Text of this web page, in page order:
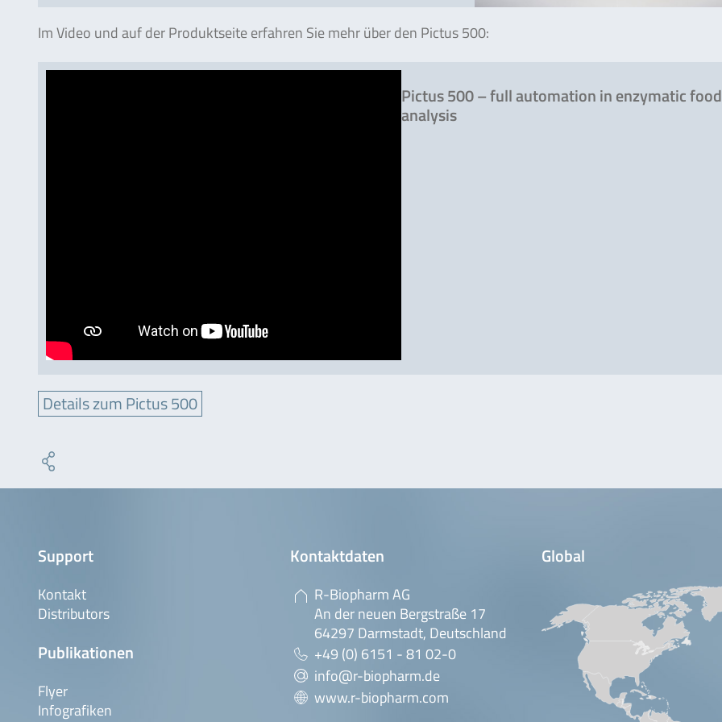
Im Video und auf der Produktseite erfahren Sie mehr über den Pictus 500:
Pictus 500 – full automation in enzymatic food
analysis
Details zum Pictus 500
Support
Kontakt
Distributors
Publikationen
Flyer
Infografiken
Kontaktdaten
R-Biopharm AG
An der neuen Bergstraße 17
64297 Darmstadt, Deutschland
+49 (0) 6151 - 81 02-0
info@r-biopharm.de
www.r-biopharm.com
Global